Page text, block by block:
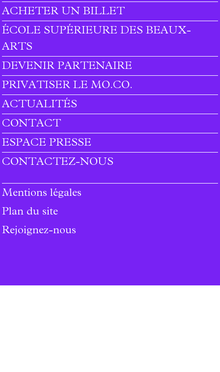
ACHETER UN BILLET
ÉCOLE SUPÉRIEURE DES BEAUX-
ARTS
DEVENIR PARTENAIRE
PRIVATISER LE MO.CO.
ACTUALITÉS
CONTACT
ESPACE PRESSE
CONTACTEZ-NOUS
Mentions légales
Plan du site
Rejoignez-nous